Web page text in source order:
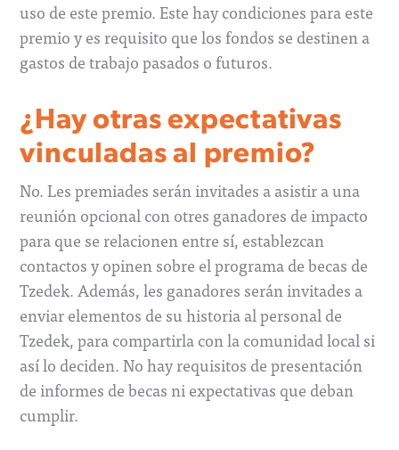
uso de este premio. Este hay condiciones para este
premio y es requisito que los fondos se destinen a
gastos de trabajo pasados o futuros.
¿Hay otras expectativas
vinculadas al premio?
No. Les premiades serán invitades a asistir a una
reunión opcional con otres ganadores de impacto
para que se relacionen entre sí, establezcan
contactos y opinen sobre el programa de becas de
Tzedek. Además, les ganadores serán invitades a
enviar elementos de su historia al personal de
Tzedek, para compartirla con la comunidad local si
así lo deciden. No hay requisitos de presentación
de informes de becas ni expectativas que deban
cumplir.